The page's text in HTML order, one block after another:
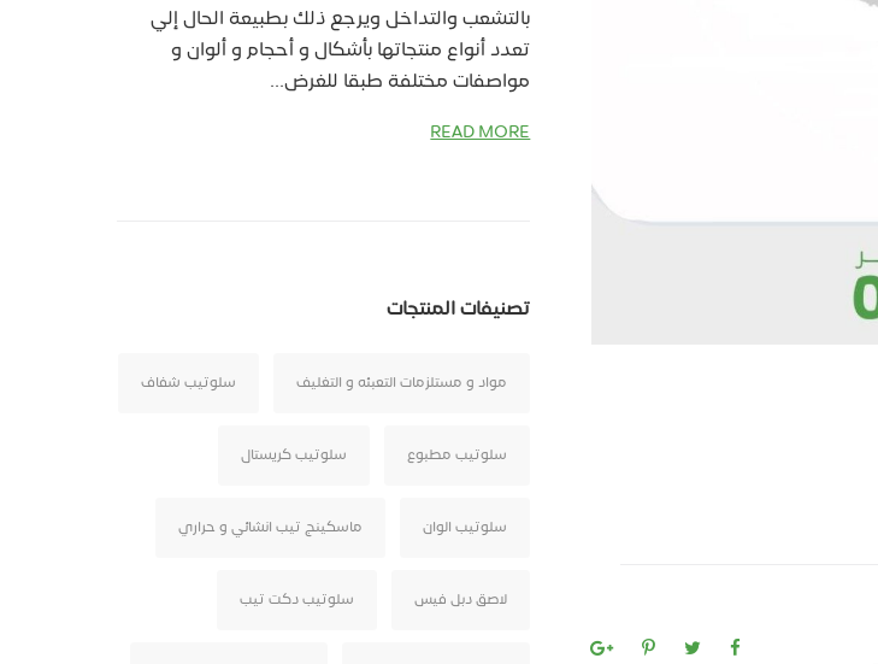
بالتشعب والتداخل ويرجع ذلك بطبيعة الحال إلي
تعدد أنواع منتجاتها بأشكال و أحجام و ألوان و
مواصفات مختلفة طبقا للغرض...
READ MORE
تصنيفات المنتجات
مواد و مستلزمات التعبئه و التغليف سلوتيب شفاف
سلوتيب مطبوع سلوتيب كريستال
سلوتيب الوان ماسكينج تيب انشائي و حراري
لاصق دبل فيس سلوتيب دكت تيب